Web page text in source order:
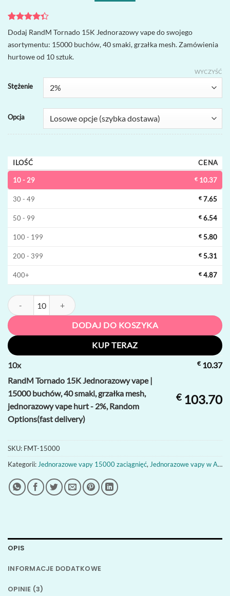
Oceniony
4.33na 5
na
podstawie
3
ocen
Dodaj RandM Tornado 15K Jednorazowy vape do swojego
asortymentu: 15000 buchów, 40 smaki, grzałka mesh. Zamówienia
hurtowe od 10 sztuk.
Stężenie
Opcja
WYCZYŚĆ
ILOŚĆ CENA
10 - 29 € 10.37
30 - 49 € 7.65
50 - 99 € 6.54
100 - 199 € 5.80
200 - 399 € 5.31
400+ € 4.87
ilość RandM Tornado 15K Jednorazowy vape | 15000 buchów, 40
DODAJ DO KOSZYKA
KUP TERAZ
10x €10.37
RandM Tornado 15K Jednorazowy vape |
15000 buchów, 40 smaki, grzałka mesh,
jednorazowy vape hurt - 2%, Random
Options(fast delivery)
€103.70
SKU: FMT-15000
Kategorii: Jednorazowe vapy 15000 zaciągnięć, Jednorazowe vapy w Austrii
OPIS
INFORMACJE DODATKOWE
OPINIE (3)